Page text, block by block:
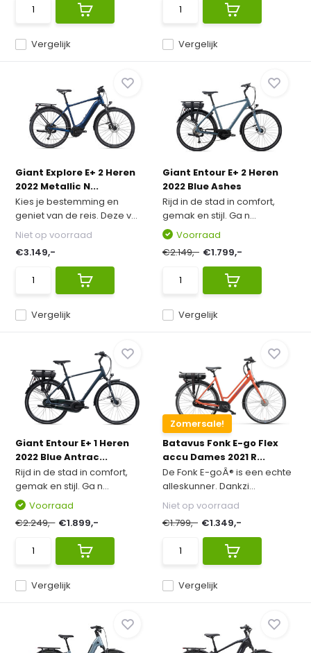
Vergelijk Vergelijk
Giant Explore E+ 2 Heren
2022 Metallic N...
Kies je bestemming en
geniet van de reis. Deze v...
Vergelijk
Niet op voorraad
€3.149,-
Giant Entour E+ 2 Heren
2022 Blue Ashes
Rijd in de stad in comfort,
gemak en stijl. Ga n...
Vergelijk
Voorraad
€2.149,- €1.799,-
Giant Entour E+ 1 Heren
2022 Blue Antrac...
Rijd in de stad in comfort,
gemak en stijl. Ga n...
Vergelijk
Voorraad
€2.249,- €1.899,-
Zomersale!
Batavus Fonk E-go Flex
accu Dames 2021 R...
De Fonk E-goÂ® is een echte
alleskunner. Dankzi...
Vergelijk
Niet op voorraad
€1.799,- €1.349,-